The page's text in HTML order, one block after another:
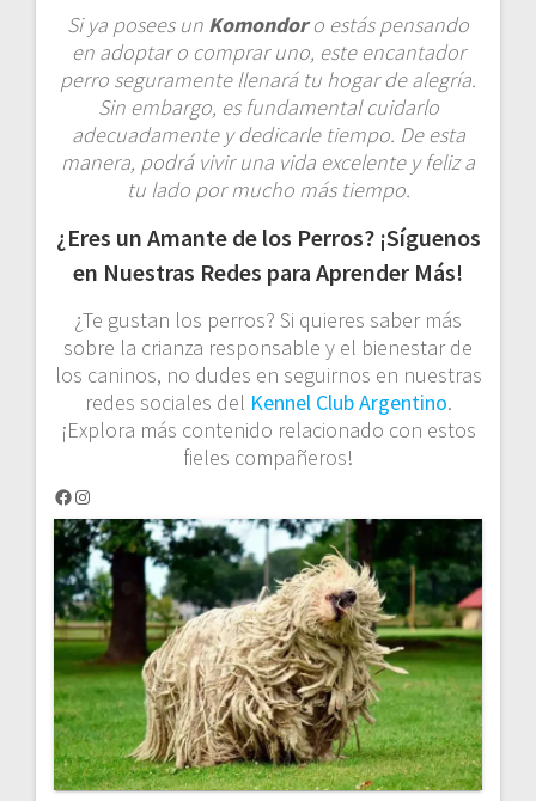
Si ya posees un Komondoro estás pensando
en adoptar o comprar uno, este encantador
perro seguramente llenará tu hogar de alegría.
Sin embargo, es fundamental cuidarlo
adecuadamente y dedicarle tiempo. De esta
manera, podrá vivir una vida excelente y feliz a
tu lado por mucho más tiempo.
¿Eres un Amante de los Perros? ¡Síguenos
en Nuestras Redes para Aprender Más!
¿Te gustan los perros? Si quieres saber más
sobre la crianza responsable y el bienestar de
los caninos, no dudes en seguirnos en nuestras
redes sociales del Kennel Club Argentino.
¡Explora más contenido relacionado con estos
fieles compañeros!
Facebook
Instagram